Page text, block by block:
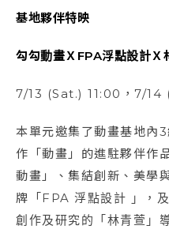
基地夥伴特映
勾勾動畫ＸFPA浮點設計Ｘ
7/13 (Sat.) 11:00，7/14
本單元邀集了動畫基地內
作「動畫」的進駐夥伴
動畫」、集結創新、美學
牌「FPA 浮點設計 」，
創作及研究的「林青萱」